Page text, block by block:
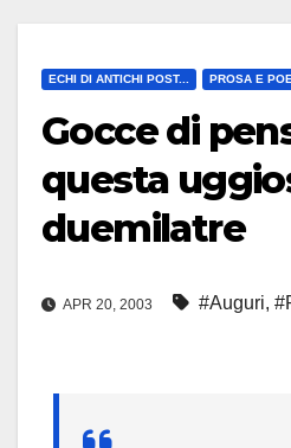
ECHI DI ANTICHI POST... PROSA E
Gocce di
questa
duemilatre
APR 20, 2003 #Auguri,